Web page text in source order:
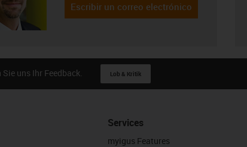
Escribir un correo electrónico
uns Ihr Feedback. Lob & Kritik
Services
myigus Features